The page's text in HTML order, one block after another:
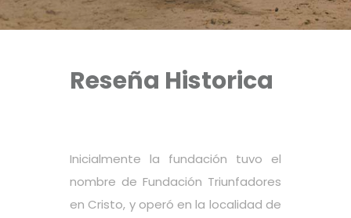
Reseña Historica
Inicialmente la fundación tuvo el
nombre de Fundación Triunfadores
en Cristo, y operó en la localidad de